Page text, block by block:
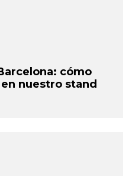
cómo
nuestro stand